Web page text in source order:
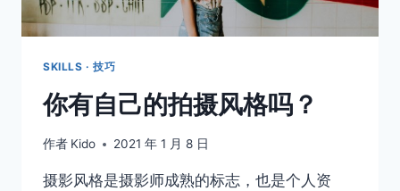
SKILLS · 技巧
你有自己的拍摄风格吗？
作者 Kido 2021 年 1 月 8 日
摄影风格是摄影师成熟的标志，也是个人资